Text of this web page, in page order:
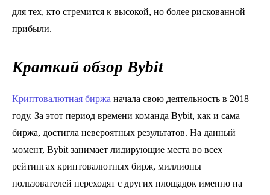
для тех, кто стремится к высокой, но более рискованной
прибыли.
Краткий обзор Bybit
Криптовалютная биржа начала свою деятельность в 2018
году. За этот период времени команда Bybit, как и сама
биржа, достигла невероятных результатов. На данный
момент, Bybit занимает лидирующие места во всех
рейтингах криптовалютных бирж, миллионы
пользователей переходят с других площадок именно на